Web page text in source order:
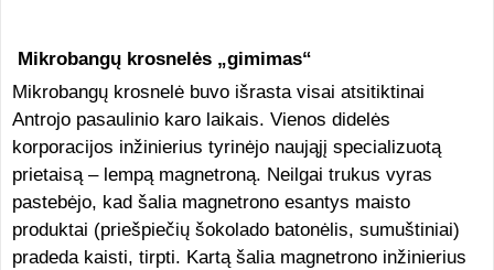
Mikrobangų krosnelės „gimimas“
Mikrobangų krosnelė buvo išrasta visai atsitiktinai
Antrojo pasaulinio karo laikais. Vienos didelės
korporacijos inžinierius tyrinėjo naująjį specializuotą
prietaisą – lempą magnetroną. Neilgai trukus vyras
pastebėjo, kad šalia magnetrono esantys maisto
produktai (priešpiečių šokolado batonėlis, sumuštiniai)
pradeda kaisti, tirpti. Kartą šalia magnetrono inžinierius